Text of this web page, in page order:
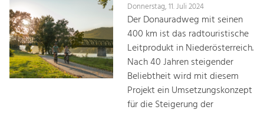
Donnerstag, 11. Juli 2024
Der Donauradweg mit seinen
400 km ist das radtouristische
Leitprodukt in Niederösterreich.
Nach 40 Jahren steigender
Beliebtheit wird mit diesem
Projekt ein Umsetzungskonzept
für die Steigerung der